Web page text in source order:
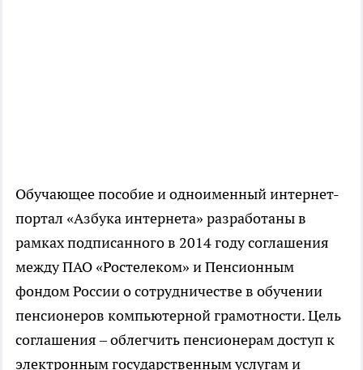
Обучающее пособие и одноименный интернет-
портал «Азбука интернета» разработаны в
рамках подписанного в 2014 году соглашения
между ПАО «Ростелеком» и Пенсионным
фондом России о сотрудничестве в обучении
пенсионеров компьютерной грамотности. Цель
соглашения – облегчить пенсионерам доступ к
электронным государственным услугам и